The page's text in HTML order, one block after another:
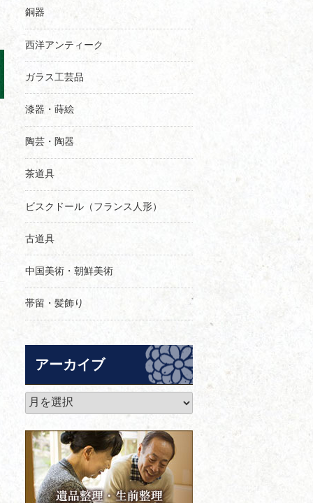
銅器
西洋アンティーク
ガラス工芸品
漆器・蒔絵
陶芸・陶器
茶道具
ビスクドール（フランス人形）
古道具
中国美術・朝鮮美術
帯留・髪飾り
アーカイブ
ア
ー
カ
イ
ブ